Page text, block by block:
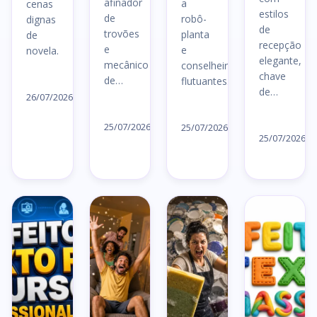
cenas
dignas
de
novela.
26/07/2026
de
trovões
e
mecânico
de…
25/07/2026
a
robô-
planta
e
conselheiros
flutuantes.
25/07/2026
estilos
de
recepção
elegante,
chave
de…
25/07/2026